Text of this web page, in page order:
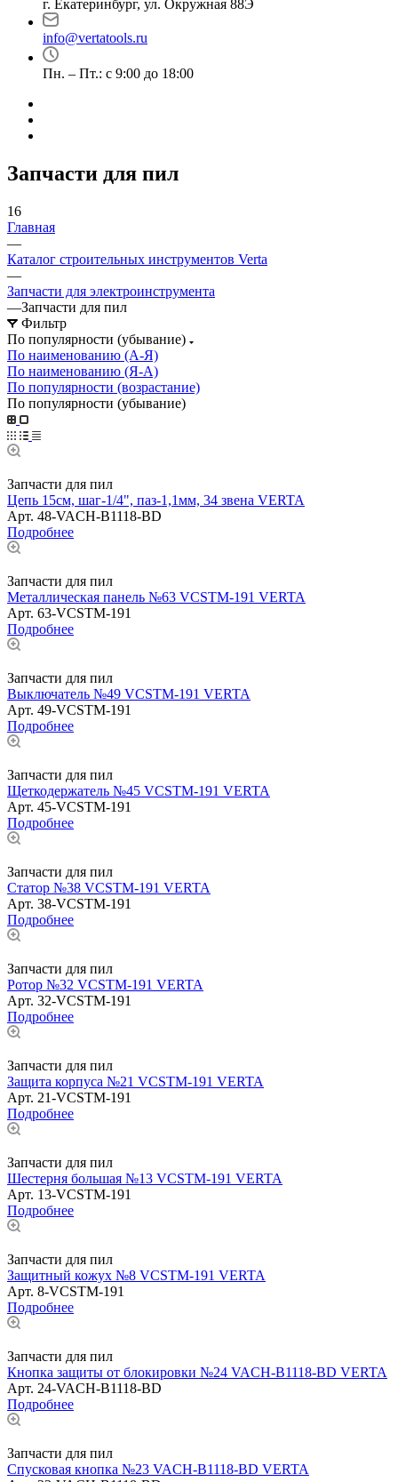
г. Екатеринбург, ул. Окружная 88Э
info@vertatools.ru
Пн. – Пт.: с 9:00 до 18:00
Запчасти для пил
16
Главная
—
Каталог строительных инструментов Verta
—
Запчасти для электроинструмента
—Запчасти для пил
Фильтр
По популярности (убывание)
По наименованию (А-Я)
По наименованию (Я-А)
По популярности (возрастание)
По популярности (убывание)
Запчасти для пил
Цепь 15см, шаг-1/4", паз-1,1мм, 34 звена VERTA
Арт. 48-VACH-B1118-BD
Подробнее
Запчасти для пил
Металлическая панель №63 VCSTM-191 VERTA
Арт. 63-VCSTM-191
Подробнее
Запчасти для пил
Выключатель №49 VCSTM-191 VERTA
Арт. 49-VCSTM-191
Подробнее
Запчасти для пил
Щеткодержатель №45 VCSTM-191 VERTA
Арт. 45-VCSTM-191
Подробнее
Запчасти для пил
Статор №38 VCSTM-191 VERTA
Арт. 38-VCSTM-191
Подробнее
Запчасти для пил
Ротор №32 VCSTM-191 VERTA
Арт. 32-VCSTM-191
Подробнее
Запчасти для пил
Защита корпуса №21 VCSTM-191 VERTA
Арт. 21-VCSTM-191
Подробнее
Запчасти для пил
Шестерня большая №13 VCSTM-191 VERTA
Арт. 13-VCSTM-191
Подробнее
Запчасти для пил
Защитный кожух №8 VCSTM-191 VERTA
Арт. 8-VCSTM-191
Подробнее
Запчасти для пил
Кнопка защиты от блокировки №24 VACH-B1118-BD VERTA
Арт. 24-VACH-B1118-BD
Подробнее
Запчасти для пил
Спусковая кнопка №23 VACH-B1118-BD VERTA